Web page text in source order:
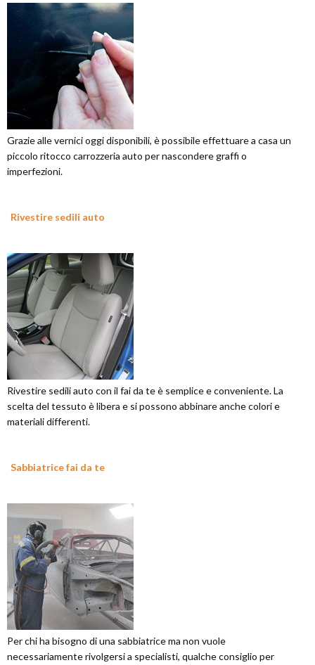
Grazie alle vernici oggi disponibili, è possibile effettuare a casa un
piccolo ritocco carrozzeria auto per nascondere graffi o
imperfezioni.
Rivestire sedili auto
Rivestire sedili auto con il fai da te è semplice e conveniente. La
scelta del tessuto è libera e si possono abbinare anche colori e
materiali differenti.
Sabbiatrice fai da te
Per chi ha bisogno di una sabbiatrice ma non vuole
necessariamente rivolgersi a specialisti, qualche consiglio per